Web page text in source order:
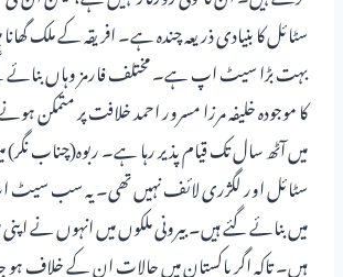
سٹائل کا بنیادی ذریعہ چندہ ہے۔ افریقہ کے ملک گھانا
بہت بڑا سیٹ اپ ہے۔ مختلف فارمز وہاں بنائے
کا موجودہ خلیفہ مرزا مسرور احمد خلافت پر متمکن
میں آٹھ سال تک قیام پذیر رہا ہے۔ ربوہ(چناب نگر)
سٹائل اور لگژری لائف نہیں تھی۔ یہ سب سیٹ
میں بنائے گئے ہیں۔ بیرونی ملکوں میں انہوں نے
ہیں۔ تاکہ اگر پاکستان میں حالات ان کے خلاف ہو